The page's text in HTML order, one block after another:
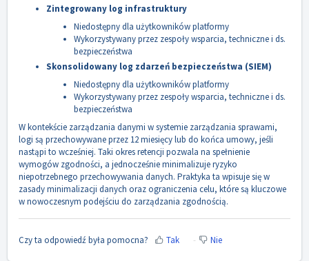
Zintegrowany log infrastruktury
Niedostępny dla użytkowników platformy
Wykorzystywany przez zespoły wsparcia, techniczne i ds.
bezpieczeństwa
Skonsolidowany log zdarzeń bezpieczeństwa (SIEM)
Niedostępny dla użytkowników platformy
Wykorzystywany przez zespoły wsparcia, techniczne i ds.
bezpieczeństwa
W kontekście zarządzania danymi w systemie zarządzania sprawami,
logi są przechowywane przez 12 miesięcy lub do końca umowy, jeśli
nastąpi to wcześniej. Taki okres retencji pozwala na spełnienie
wymogów zgodności, a jednocześnie minimalizuje ryzyko
niepotrzebnego przechowywania danych. Praktyka ta wpisuje się w
zasady minimalizacji danych oraz ograniczenia celu, które są kluczowe
w nowoczesnym podejściu do zarządzania zgodnością.
Czy ta odpowiedź była pomocna? Tak Nie